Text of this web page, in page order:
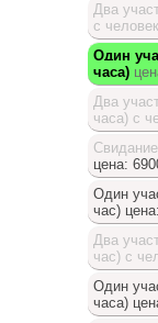
Два
с
Один
часа)
Два
часа) с
цена:
Один
час)
Два
час) с
Один
часа)